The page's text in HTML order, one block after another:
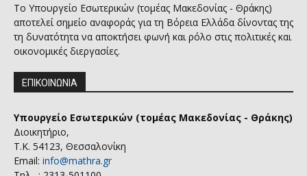
Το Υπουργείο Εσωτερικών (τομέας Μακεδονίας - Θράκης)
αποτελεί σημείο αναφοράς για τη Βόρεια Ελλάδα δίνοντας της
τη δυνατότητα να αποκτήσει φωνή και ρόλο στις πολιτικές και
οικονομικές διεργασίες.
ΕΠΙΚΟΙΝΩΝΙΑ
Υπουργείο Εσωτερικών (τομέας Μακεδονίας - Θράκης)
Διοικητήριο,
Τ.Κ. 54123, Θεσσαλονίκη
Email: info@mathra.gr